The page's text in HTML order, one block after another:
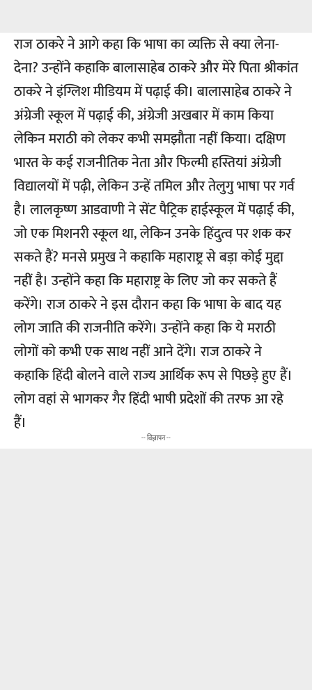
राज ठाकरे ने आगे कहा कि भाषा का व्यक्ति से क्या लेना-
देना? उन्होंने कहाकि बालासाहेब ठाकरे और मेरे पिता श्रीकांत
ठाकरे ने इंग्लिश मीडियम में पढ़ाई की। बालासाहेब ठाकरे ने
अंग्रेजी स्कूल में पढ़ाई की, अंग्रेजी अखबार में काम किया
लेकिन मराठी को लेकर कभी समझौता नहीं किया। दक्षिण
भारत के कई राजनीतिक नेता और फिल्मी हस्तियां अंग्रेजी
विद्यालयों में पढ़ी, लेकिन उन्हें तमिल और तेलुगु भाषा पर गर्व
है। लालकृष्ण आडवाणी ने सेंट पैट्रिक हाईस्कूल में पढ़ाई की,
जो एक मिशनरी स्कूल था, लेकिन उनके हिंदुत्व पर शक कर
सकते हैं? मनसे प्रमुख ने कहाकि महाराष्ट्र से बड़ा कोई मुद्दा
नहीं है। उन्होंने कहा कि महाराष्ट्र के लिए जो कर सकते हैं
करेंगे। राज ठाकरे ने इस दौरान कहा कि भाषा के बाद यह
लोग जाति की राजनीति करेंगे। उन्होंने कहा कि ये मराठी
लोगों को कभी एक साथ नहीं आने देंगे। राज ठाकरे ने
कहाकि हिंदी बोलने वाले राज्य आर्थिक रूप से पिछड़े हुए हैं।
लोग वहां से भागकर गैर हिंदी भाषी प्रदेशों की तरफ आ रहे
हैं।
-- विज्ञापन --